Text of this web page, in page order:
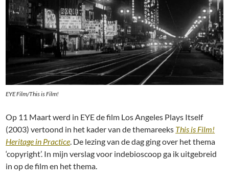
EYE Film/This is Film!
Op 11 Maart werd in EYE de film Los Angeles Plays Itself
(2003) vertoond in het kader van de themareeks This is Film!
Heritage in Practice . De lezing van de dag ging over het thema
‘copyright’. In mijn verslag voor indebioscoop ga ik uitgebreid
in op de film en het thema.